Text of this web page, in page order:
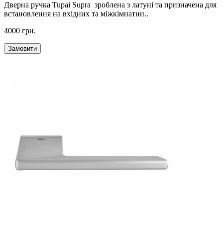
Дверна ручка Tupai Supra зроблена з латуні та призначена для
встановлення на вхідних та міжкімнатни..
4000 грн.
Замовити